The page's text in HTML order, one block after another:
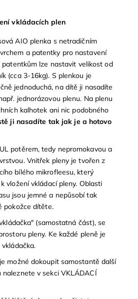
vkládacích plen
AIO plenka s netradičním
a patentky pro nastavení
lze nastavit velikost od
(cca 3-16kg). S plenkou je
jednoduchá, na dítě ji nasadíte
jednorázovou plenu. Na plenu
kalhotek ani nic podobného
ji nasadíte tak jak je a hotovo
potěrem, tedy nepromokavou a
Vnitřek pleny je tvořen z
bílého mikrofleesu, který
vložení vkládací pleny. Oblasti
jsou jemné a nepůsobí tak
pokožce dítěte.
(samostatná část), se
pleny. Ke každé pleně je
možné dokoupit samostantě další
naleznete v sekci VKLÁDACÍ